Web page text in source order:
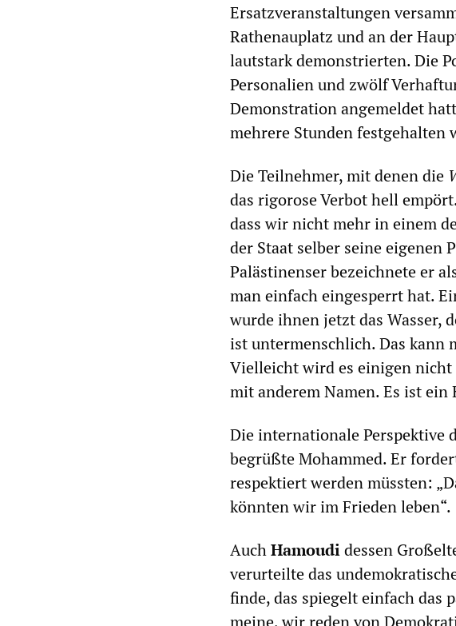
Ersatzveranstaltungen
Rathenauplatz und an der
lautstark demonstrierten. Die
Personalien und zwölf
Demonstration angemeldet
mehrere Stunden festgehalten
Die Teilnehmer, mit denen die
das rigorose Verbot hell
dass wir nicht mehr in einem
der Staat selber seine eigenen
Palästinenser bezeichnete er
man einfach eingesperrt hat.
wurde ihnen jetzt das Wasser,
ist untermenschlich. Das kann
Vielleicht wird es einigen nicht
mit anderem Namen. Es ist ein
Die internationale Perspektive
begrüßte Mohammed. Er
respektiert werden müssten:
könnten wir im Frieden leben“.
AuchHamoudidessen
verurteilte das
finde, das spiegelt einfach das
meine, wir reden von